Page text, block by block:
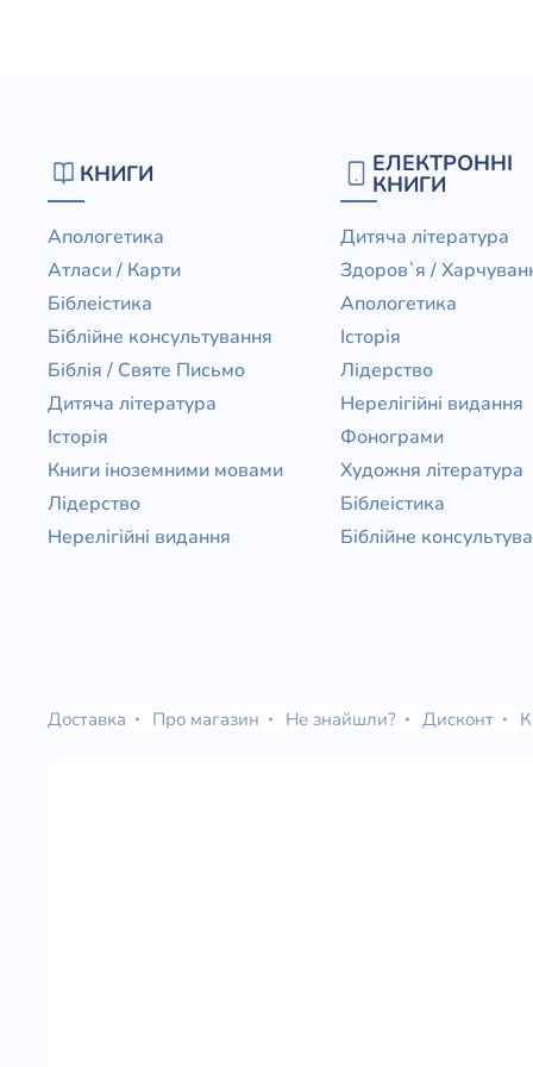
КНИГИ
Апологетика
Атласи / Карти
Біблеістика
Біблійне консультування
Біблія / Святе Письмо
Дитяча література
Історія
Книги іноземними мовами
Лідерство
Нерелігійні видання
ЕЛЕКТРОННІ
КНИГИ
Дитяча література
Здоров`я /
Апологетика
Історія
Лідерство
Нерелігійні видання
Фонограми
Художня література
Біблеістика
Біблійне
Доставка Про магазин Не знайшли? Дисконт